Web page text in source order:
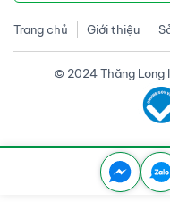
Trang chủ Giới thiệu
© 2024 Thăng Long